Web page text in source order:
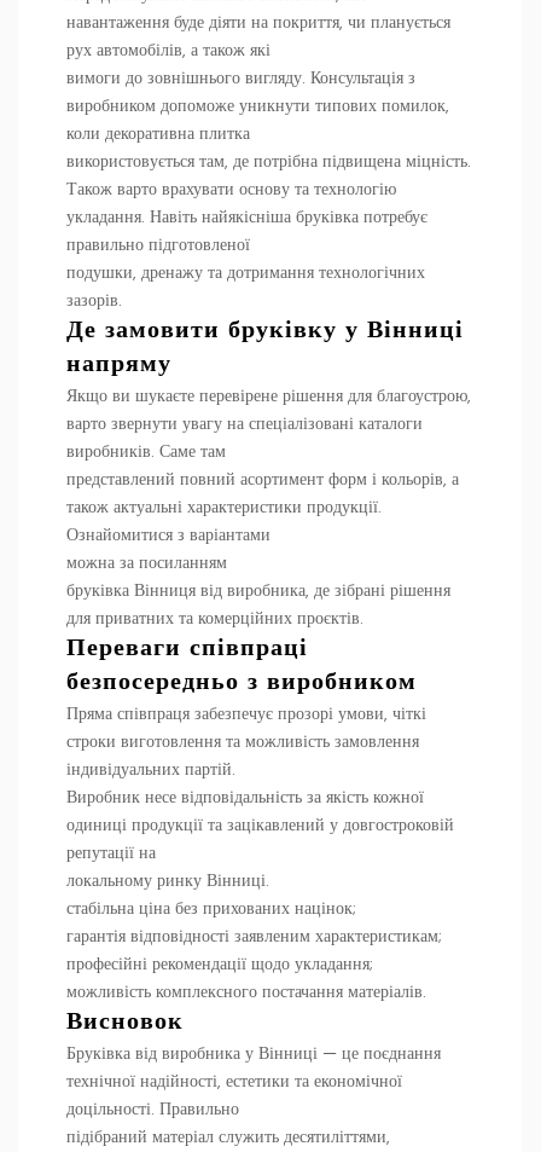
навантаження буде діяти на покриття, чи планується
рух автомобілів, а також які
вимоги до зовнішнього вигляду. Консультація з
виробником допоможе уникнути типових помилок,
коли декоративна плитка
використовується там, де потрібна підвищена міцність.
Також варто врахувати основу та технологію
укладання. Навіть найякісніша бруківка потребує
правильно підготовленої
подушки, дренажу та дотримання технологічних
зазорів.
Де замовити бруківку у Вінниці
напряму
Якщо ви шукаєте перевірене рішення для благоустрою,
варто звернути увагу на спеціалізовані каталоги
виробників. Саме там
представлений повний асортимент форм і кольорів, а
також актуальні характеристики продукції.
Ознайомитися з варіантами
можна за посиланням
бруківка Вінниця від виробника, де зібрані рішення
для приватних та комерційних проєктів.
Переваги співпраці
безпосередньо з виробником
Пряма співпраця забезпечує прозорі умови, чіткі
строки виготовлення та можливість замовлення
індивідуальних партій.
Виробник несе відповідальність за якість кожної
одиниці продукції та зацікавлений у довгостроковій
репутації на
локальному ринку Вінниці.
стабільна ціна без прихованих націнок;
гарантія відповідності заявленим характеристикам;
професійні рекомендації щодо укладання;
можливість комплексного постачання матеріалів.
Висновок
Бруківка від виробника у Вінниці — це поєднання
технічної надійності, естетики та економічної
доцільності. Правильно
підібраний матеріал служить десятиліттями,